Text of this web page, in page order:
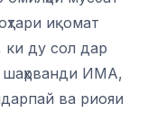
иқомат
ки ду сол дар
шаҳрванди ИМА,
ва риояи